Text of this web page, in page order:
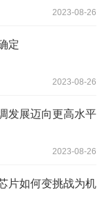
2023-08-26
定
2023-08-26
发展迈向更高水平
2023-08-26
片如何变挑战为机